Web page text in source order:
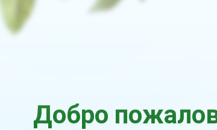
Добро